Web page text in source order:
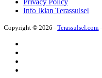
Privacy Policy
Info Iklan Terassulsel
Copyright © 2026 - Terassulsel.com